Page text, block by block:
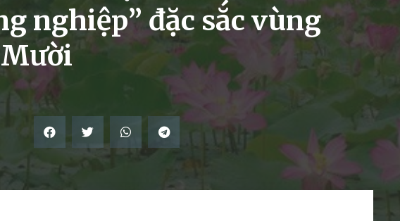
nghiệp” đặc sắc vùng